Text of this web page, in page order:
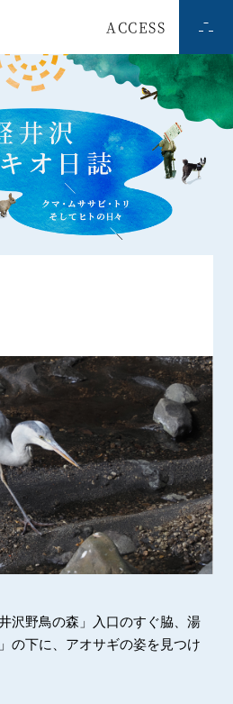
ACCESS
沢野鳥の森」入口のすぐ脇、湯
の下に、アオサギの姿を見つけ